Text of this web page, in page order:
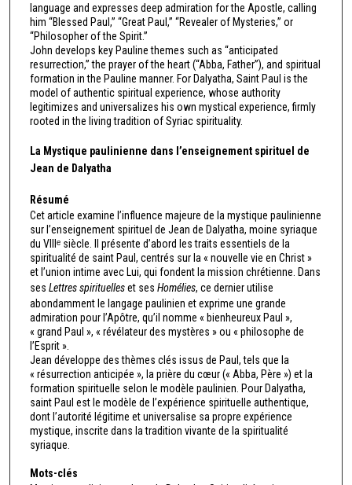
language and expresses deep admiration for the Apostle, calling
him “Blessed Paul,” “Great Paul,” “Revealer of Mysteries,” or
“Philosopher of the Spirit.”
John develops key Pauline themes such as “anticipated
resurrection,” the prayer of the heart (“Abba, Father”), and spiritual
formation in the Pauline manner. For Dalyatha, Saint Paul is the
model of authentic spiritual experience, whose authority
legitimizes and universalizes his own mystical experience, firmly
rooted in the living tradition of Syriac spirituality.
La Mystique paulinienne dans l’enseignement spirituel de
Jean de Dalyatha
Résumé
Cet article examine l’influence majeure de la mystique paulinienne
sur l’enseignement spirituel de Jean de Dalyatha, moine syriaque
du VIIIᵉ siècle. Il présente d’abord les traits essentiels de la
spiritualité de saint Paul, centrés sur la « nouvelle vie en Christ »
et l’union intime avec Lui, qui fondent la mission chrétienne. Dans
ses Lettres spirituelleset ses Homélies, ce dernier utilise
abondamment le langage paulinien et exprime une grande
admiration pour l’Apôtre, qu’il nomme « bienheureux Paul »,
« grand Paul », « révélateur des mystères » ou « philosophe de
l’Esprit ».
Jean développe des thèmes clés issus de Paul, tels que la
« résurrection anticipée », la prière du cœur (« Abba, Père ») et la
formation spirituelle selon le modèle paulinien. Pour Dalyatha,
saint Paul est le modèle de l’expérience spirituelle authentique,
dont l’autorité légitime et universalise sa propre expérience
mystique, inscrite dans la tradition vivante de la spiritualité
syriaque.
Mots-clés